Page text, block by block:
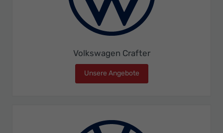
Volkswagen Crafter
Unsere Angebote